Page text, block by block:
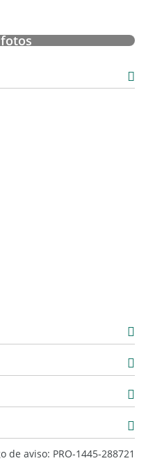
de aviso: PRO-1445-288721